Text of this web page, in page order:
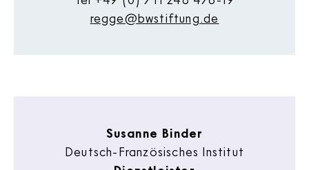
regge@bwstiftung.de
Susanne Binder
Deutsch-Französisches Institut